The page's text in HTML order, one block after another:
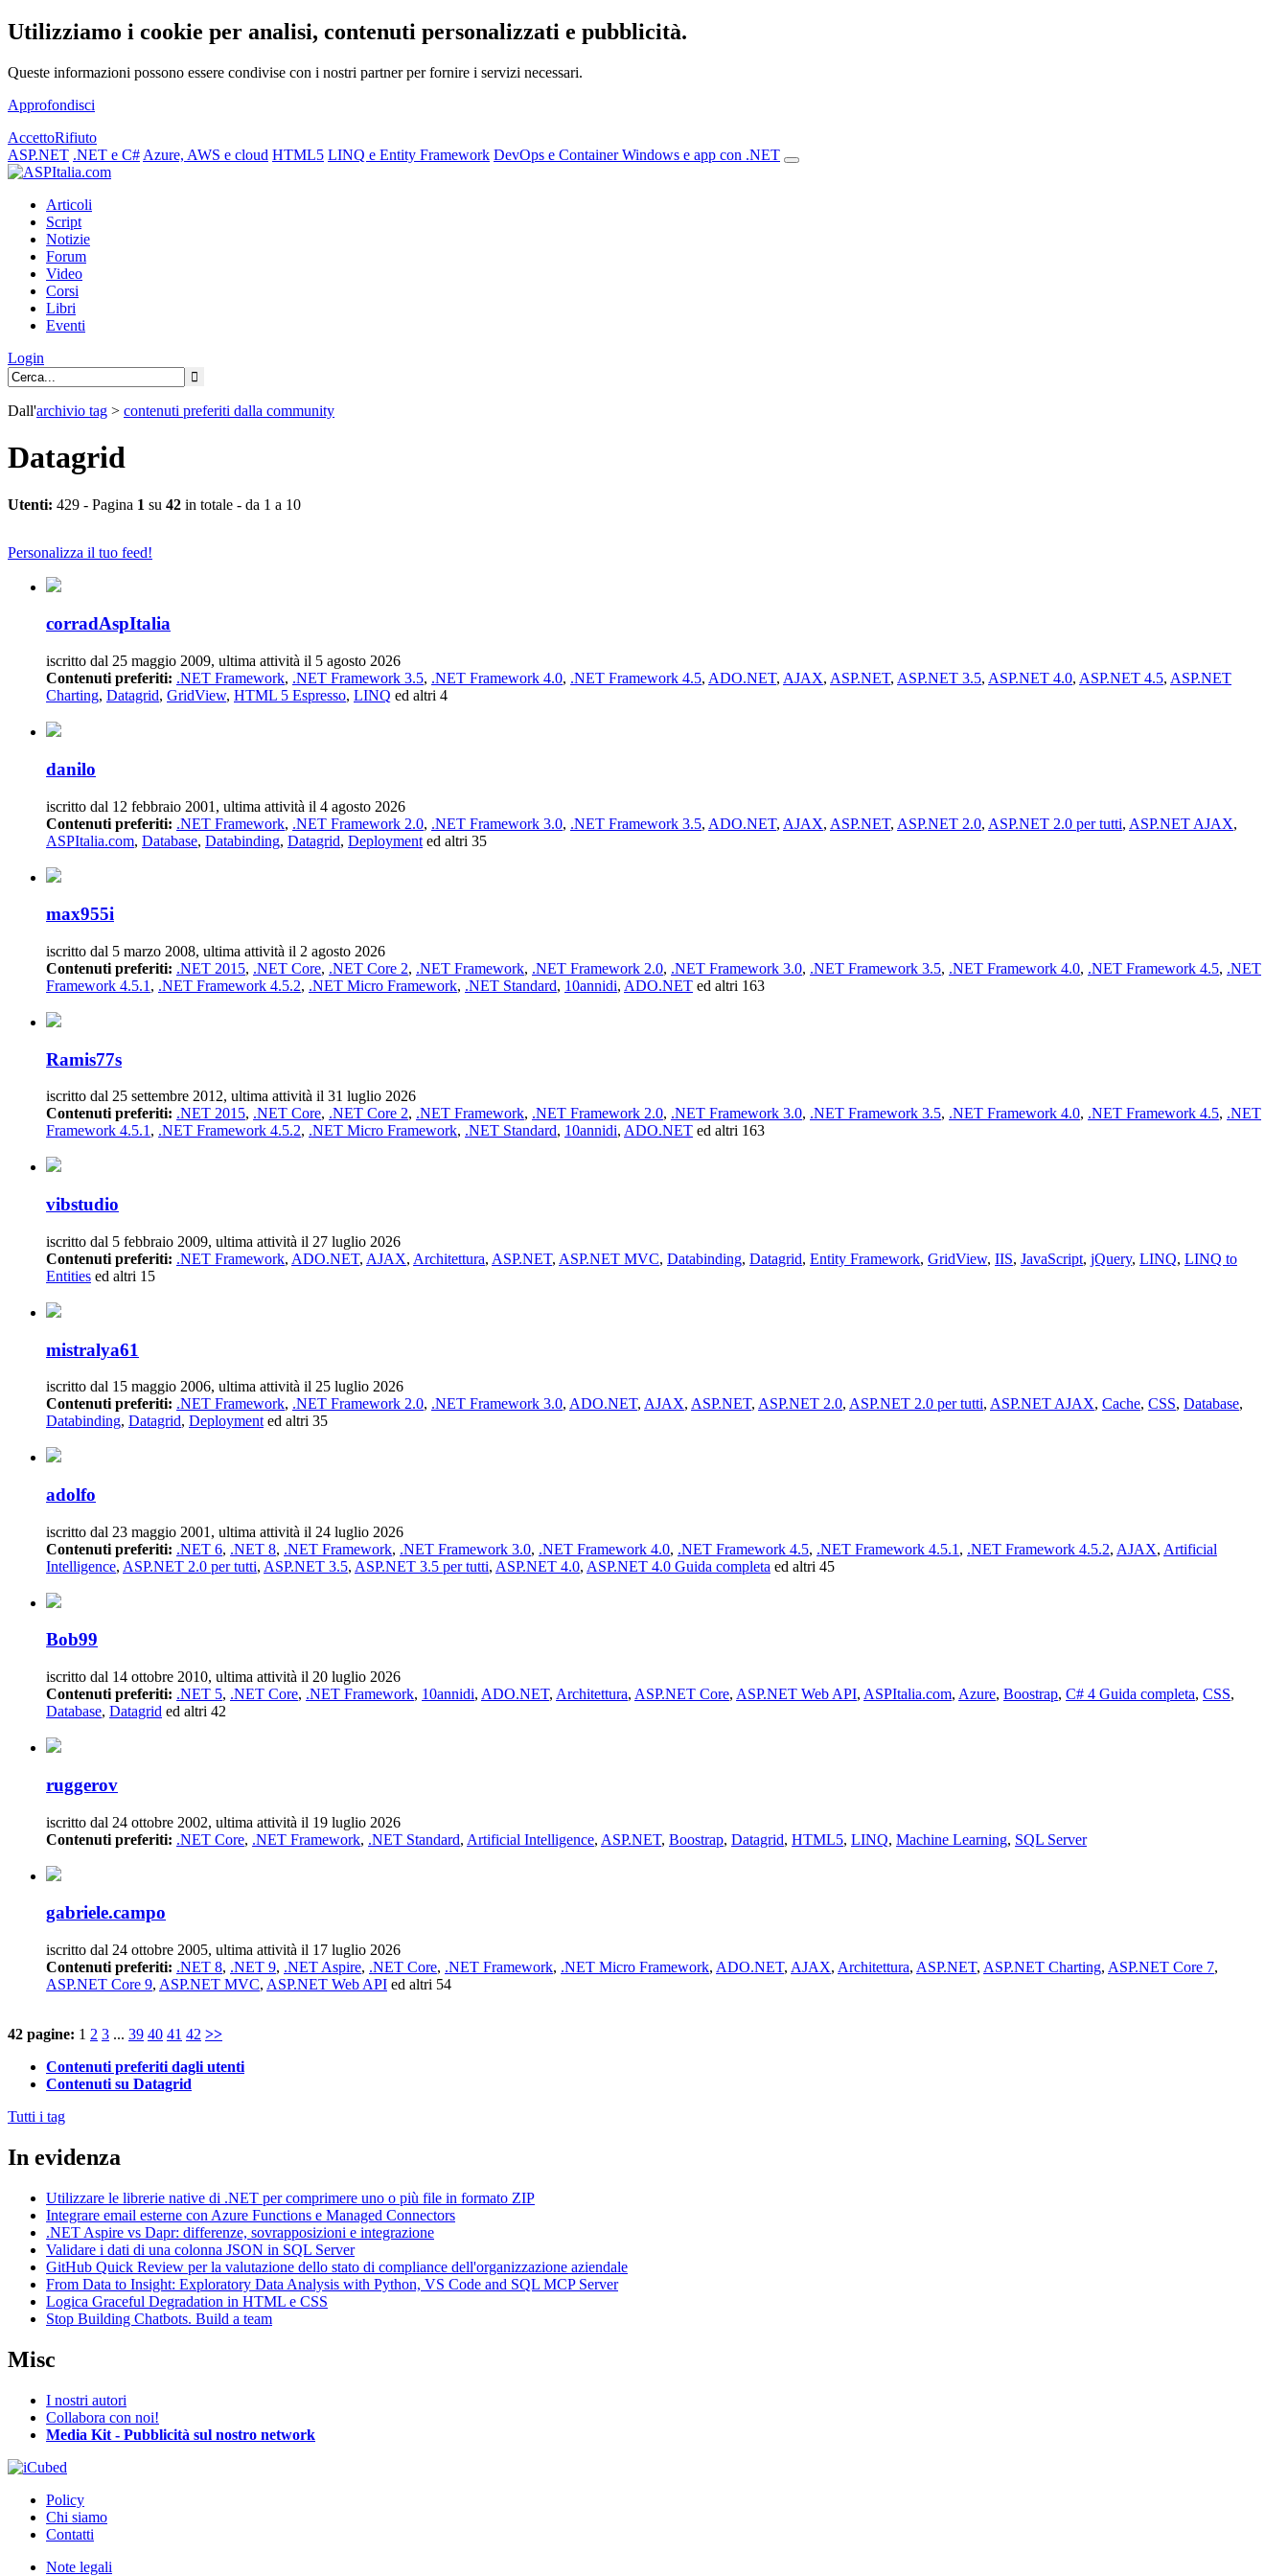
Utilizziamo i cookie per analisi, contenuti personalizzati e pubblicità.
Queste informazioni possono essere condivise con i nostri partner per fornire i servizi necessari.
Approfondisci
AccettoRifiuto
ASP.NET .NET e C# Azure, AWS e cloud HTML5 LINQ e Entity Framework DevOps e ContainerWindows e app con .NET
Articoli
Script
Notizie
Forum
Video
Corsi
Libri
Eventi
Login
Dall'archivio tag > contenuti preferiti dalla community
Datagrid
Utenti: 429 - Pagina 1 su 42 in totale - da 1 a 10
Personalizza il tuo feed!
corradAspItalia
iscritto dal 25 maggio 2009, ultima attività il 5 agosto 2026
Contenuti preferiti: .NET Framework, .NET Framework 3.5, .NET Framework 4.0, .NET Framework 4.5, ADO.NET, AJAX, ASP.NET, ASP.NET 3.5, ASP.NET 4.0, ASP.NET 4.5, ASP.NET
Charting, Datagrid, GridView, HTML 5 Espresso, LINQ ed altri 4
danilo
iscritto dal 12 febbraio 2001, ultima attività il 4 agosto 2026
Contenuti preferiti: .NET Framework, .NET Framework 2.0, .NET Framework 3.0, .NET Framework 3.5, ADO.NET, AJAX, ASP.NET, ASP.NET 2.0, ASP.NET 2.0 per tutti, ASP.NET AJAX,
ASPItalia.com, Database, Databinding, Datagrid, Deployment ed altri 35
max955i
iscritto dal 5 marzo 2008, ultima attività il 2 agosto 2026
Contenuti preferiti: .NET 2015, .NET Core, .NET Core 2, .NET Framework, .NET Framework 2.0, .NET Framework 3.0, .NET Framework 3.5, .NET Framework 4.0, .NET Framework 4.5, .NET
Framework 4.5.1 , .NET Framework 4.5.2, .NET Micro Framework, .NET Standard, 10annidi, ADO.NET ed altri 163
Ramis77s
iscritto dal 25 settembre 2012, ultima attività il 31 luglio 2026
Contenuti preferiti: .NET 2015, .NET Core, .NET Core 2, .NET Framework, .NET Framework 2.0, .NET Framework 3.0, .NET Framework 3.5, .NET Framework 4.0, .NET Framework 4.5, .NET
Framework 4.5.1, .NET Framework 4.5.2, .NET Micro Framework, .NET Standard, 10annidi, ADO.NET ed altri 163
vibstudio
iscritto dal 5 febbraio 2009, ultima attività il 27 luglio 2026
Contenuti preferiti: .NET Framework, ADO.NET, AJAX, Architettura, ASP.NET, ASP.NET MVC, Databinding, Datagrid, Entity Framework, GridView, IIS, JavaScript, jQuery, LINQ, LINQ to
Entities ed altri 15
mistralya61
iscritto dal 15 maggio 2006, ultima attività il 25 luglio 2026
Contenuti preferiti: .NET Framework, .NET Framework 2.0, .NET Framework 3.0, ADO.NET, AJAX, ASP.NET, ASP.NET 2.0, ASP.NET 2.0 per tutti, ASP.NET AJAX, Cache, CSS, Database,
Databinding, Datagrid, Deployment ed altri 35
adolfo
iscritto dal 23 maggio 2001, ultima attività il 24 luglio 2026
Contenuti preferiti: .NET 6, .NET 8, .NET Framework, .NET Framework 3.0, .NET Framework 4.0, .NET Framework 4.5, .NET Framework 4.5.1 , .NET Framework 4.5.2, AJAX, Artificial
Intelligence, ASP.NET 2.0 per tutti, ASP.NET 3.5, ASP.NET 3.5 per tutti, ASP.NET 4.0, ASP.NET 4.0 Guida completa ed altri 45
Bob99
iscritto dal 14 ottobre 2010, ultima attività il 20 luglio 2026
Contenuti preferiti: .NET 5, .NET Core, .NET Framework, 10annidi, ADO.NET, Architettura, ASP.NET Core, ASP.NET Web API, ASPItalia.com, Azure, Boostrap, C# 4 Guida completa, CSS,
Database, Datagrid ed altri 42
ruggerov
iscritto dal 24 ottobre 2002, ultima attività il 19 luglio 2026
Contenuti preferiti: .NET Core, .NET Framework, .NET Standard, Artificial Intelligence, ASP.NET, Boostrap, Datagrid, HTML5, LINQ, Machine Learning, SQL Server
gabriele.campo
iscritto dal 24 ottobre 2005, ultima attività il 17 luglio 2026
Contenuti preferiti: .NET 8, .NET 9, .NET Aspire, .NET Core, .NET Framework, .NET Micro Framework, ADO.NET, AJAX, Architettura, ASP.NET, ASP.NET Charting, ASP.NET Core 7,
ASP.NET Core 9, ASP.NET MVC, ASP.NET Web API ed altri 54
42 pagine: 1 2 3 ... 39 40 41 42 >>
Contenuti preferiti dagli utenti
Contenuti su Datagrid
Tutti i tag
In evidenza
Utilizzare le librerie native di .NET per comprimere uno o più file in formato ZIP
Integrare email esterne con Azure Functions e Managed Connectors
.NET Aspire vs Dapr: differenze, sovrapposizioni e integrazione
Validare i dati di una colonna JSON in SQL Server
GitHub Quick Review per la valutazione dello stato di compliance dell'organizzazione aziendale
From Data to Insight: Exploratory Data Analysis with Python, VS Code and SQL MCP Server
Logica Graceful Degradation in HTML e CSS
Stop Building Chatbots. Build a team
Misc
I nostri autori
Collabora con noi!
Media Kit - Pubblicità sul nostro network
Policy
Chi siamo
Contatti
Note legali